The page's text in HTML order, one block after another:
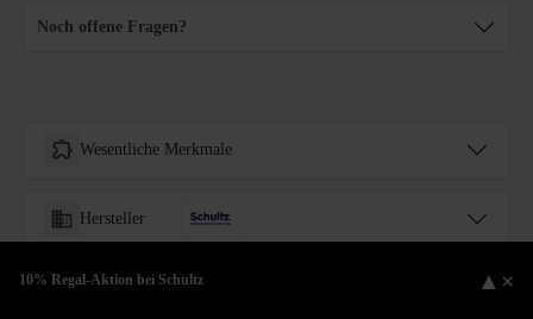
10% Regal-Aktion bei Schultz ▲ ×
Noch offene Fragen?
Wesentliche Merkmale
Hersteller
Frage stellen